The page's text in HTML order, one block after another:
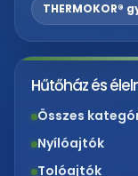
THERMOKOR®
Hűtőház és
Összes
Nyílóajtók
Tolóajtók